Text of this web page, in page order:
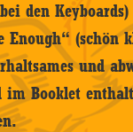
den
Enough“ (schön
und
im Booklet